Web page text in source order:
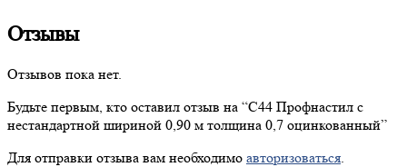
Отзывы
Отзывов пока нет.
Будьте первым, кто оставил отзыв на “С44 Профнастил с
нестандартной шириной 0,90 м толщина 0,7 оцинкованный”
Для отправки отзыва вам необходимо авторизоваться.